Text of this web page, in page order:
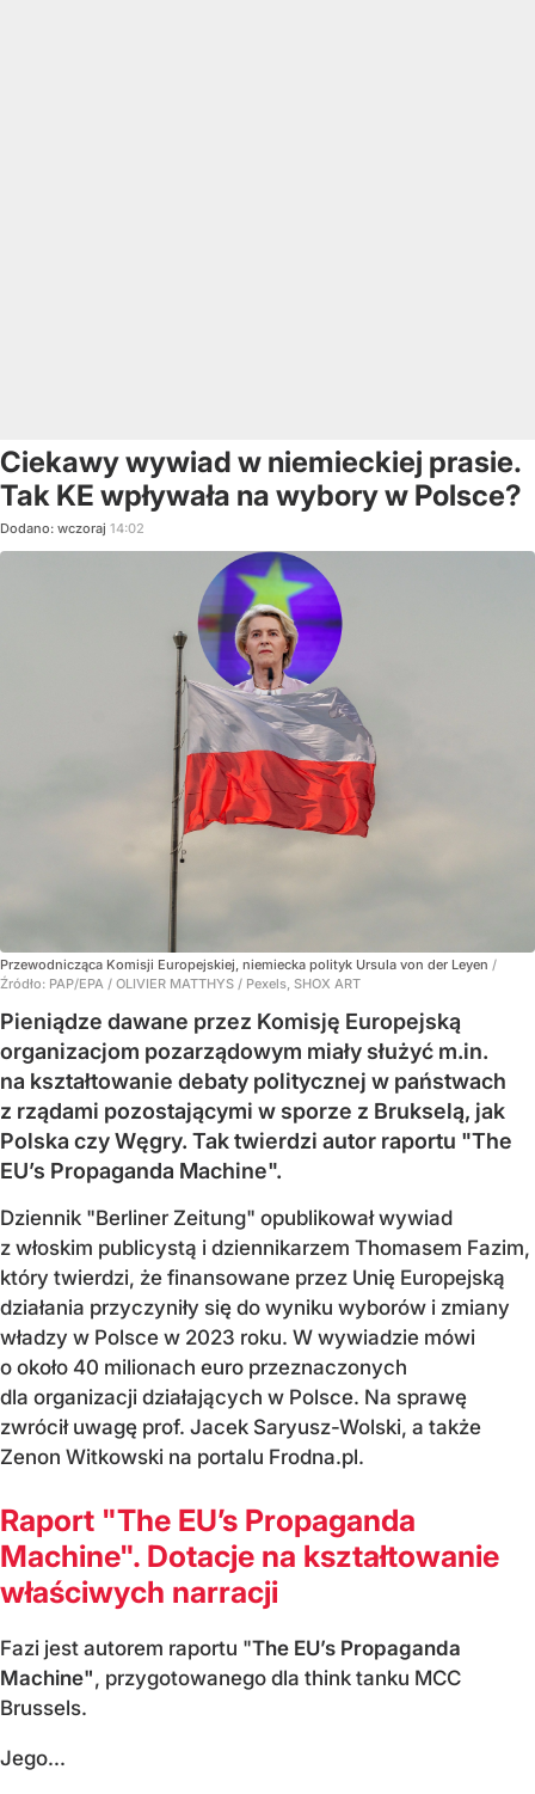
Ciekawy wywiad w niemieckiej prasie.
Tak KE wpływała na wybory w Polsce?
Dodano: wczoraj 14:02
Przewodnicząca Komisji Europejskiej, niemiecka polityk Ursula von der Leyen /
Źródło: PAP/EPA / OLIVIER MATTHYS / Pexels, SHOX ART
Pieniądze dawane przez Komisję Europejską
organizacjom pozarządowym miały służyć m.in.
na kształtowanie debaty politycznej w państwach
z rządami pozostającymi w sporze z Brukselą, jak
Polska czy Węgry. Tak twierdzi autor raportu "The
EU’s Propaganda Machine".
Dziennik "Berliner Zeitung" opublikował wywiad
z włoskim publicystą i dziennikarzem Thomasem Fazim,
który twierdzi, że finansowane przez Unię Europejską
działania przyczyniły się do wyniku wyborów i zmiany
władzy w Polsce w 2023 roku. W wywiadzie mówi
o około 40 milionach euro przeznaczonych
dla organizacji działających w Polsce. Na sprawę
zwrócił uwagę prof. Jacek Saryusz-Wolski, a także
Zenon Witkowski na portalu Frodna.pl.
Raport "The EU’s Propaganda
Machine". Dotacje na kształtowanie
właściwych narracji
Fazi jest autorem raportu "The EU’s Propaganda
Machine", przygotowanego dla think tanku MCC
Brussels.
Jego...